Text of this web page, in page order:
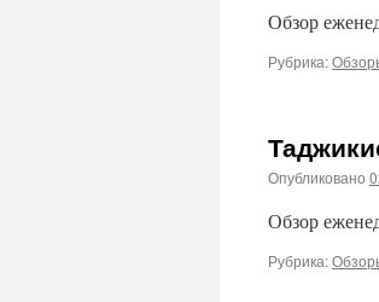
Обзор
Рубрика:
Опубликовано
Обзор
Рубрика: